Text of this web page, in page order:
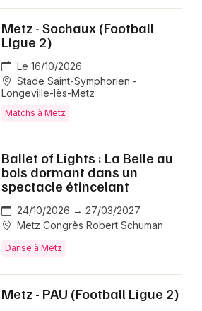
Metz - Sochaux (Football
Ligue 2)
Le 16/10/2026
Stade Saint-Symphorien -
Longeville-lès-Metz
Matchs à Metz
Ballet of Lights : La Belle au
bois dormant dans un
spectacle étincelant
24/10/2026 → 27/03/2027
Metz Congrès Robert Schuman
Danse à Metz
Metz - PAU (Football Ligue 2)